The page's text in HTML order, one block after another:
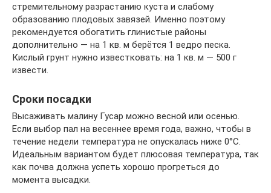
стремительному разрастанию куста и слабому
образованию плодовых завязей. Именно поэтому
рекомендуется обогатить глинистые районы
дополнительно — на 1 кв. м берётся 1 ведро песка.
Кислый грунт нужно известковать: на 1 кв. м — 500 г
извести.
Сроки посадки
Высаживать малину Гусар можно весной или осенью.
Если выбор пал на весеннее время года, важно, чтобы в
течение недели температура не опускалась ниже 0°С.
Идеальным вариантом будет плюсовая температура, так
как почва должна успеть хорошо прогреться до
момента высадки.